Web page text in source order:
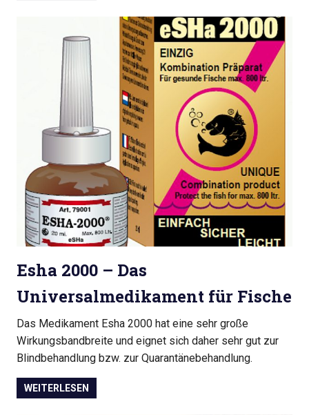
Esha 2000 – Das
Universalmedikament für Fische
Das Medikament Esha 2000 hat eine sehr große
Wirkungsbandbreite und eignet sich daher sehr gut zur
Blindbehandlung bzw. zur Quarantänebehandlung.
WEITERLESEN